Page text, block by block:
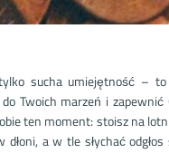
sucha umiejętność –
Twoich marzeń i zapewnić
ten moment: stoisz na
a w tle słychać